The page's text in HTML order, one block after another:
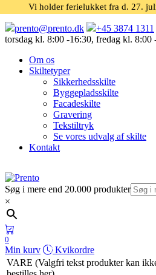
Vi holder ferielukket fra d. 27.
prento@prento.dk +45 3874 1311
torsdag kl. 8:00 -16:30, fredag kl. 8:00
Om os
Skiltetyper
Sikkerhedsskilte
Byggepladsskilte
Facadeskilte
Gravering
Tekstiltryk
Se vores udvalg af skilte
Kontakt
Søg i mere end 20.000 produkter
×
0
Min kurv
Kvikordre
VARE (Valgfri tekst produkter kan